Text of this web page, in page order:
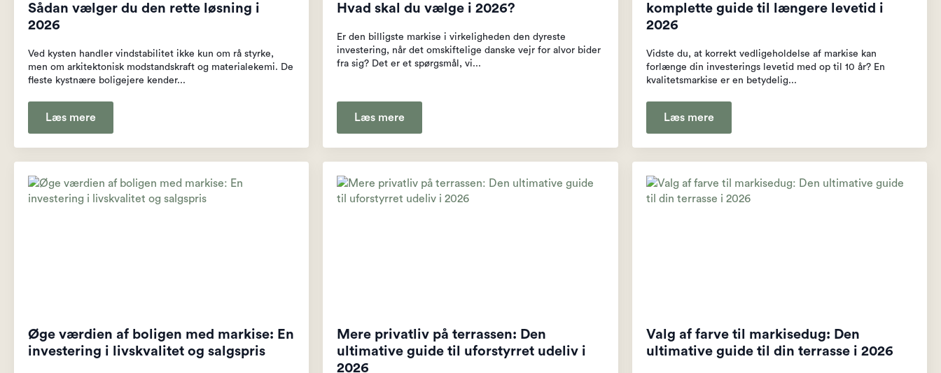
Sådan vælger du den rette løsning i
2026
Ved kysten handler vindstabilitet ikke kun om rå styrke,
men om arkitektonisk modstandskraft og materialekemi. De
fleste kystnære boligejere kender...
Læs mere
Hvad skal du vælge i 2026?
Er den billigste markise i virkeligheden den dyreste
investering, når det omskiftelige danske vejr for alvor bider
fra sig? Det er et spørgsmål, vi...
Læs mere
komplette guide til længere levetid i
2026
Vidste du, at korrekt vedligeholdelse af markise kan
forlænge din investerings levetid med op til 10 år? En
kvalitetsmarkise er en betydelig...
Læs mere
Øge værdien af boligen med markise: En
investering i livskvalitet og salgspris
Mere privatliv på terrassen: Den
ultimative guide til uforstyrret udeliv i
2026
Valg af farve til markisedug: Den
ultimative guide til din terrasse i 2026